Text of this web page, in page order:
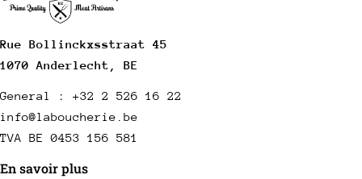
Rue Bollinckxsstraat 45
1070 Anderlecht, BE
General : +32 2 526 16 22
info@laboucherie.be
TVA BE 0453 156 581
En savoir plus